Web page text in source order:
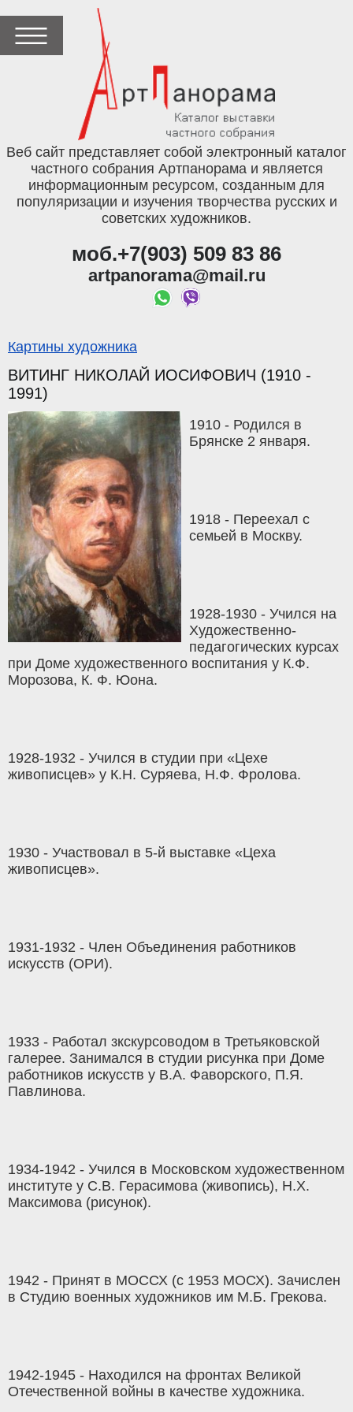
Веб сайт представляет собой электронный каталог
частного собрания Артпанорама и является
информационным ресурсом, созданным для
популяризации и изучения творчества русских и
советских художников.
моб.+7(903) 509 83 86
artpanorama@mail.ru
Картины художника
ВИТИНГ НИКОЛАЙ ИОСИФОВИЧ (1910 -
1991)
1910 - Родился в
Брянске 2 января.
1918 - Переехал с
семьей в Москву.
1928-1930 - Учился на
Художественно-
педагогических курсах
при Доме художественного воспитания у К.Ф.
Морозова, К. Ф. Юона.
1928-1932 - Учился в студии при «Цехе
живописцев» у К.Н. Суряева, Н.Ф. Фролова.
1930 - Участвовал в 5-й выставке «Цеха
живописцев».
1931-1932 - Член Объединения работников
искусств (ОРИ).
1933 - Работал зкскурсоводом в Третьяковской
галерее. Занимался в студии рисунка при Доме
работников искусств у В.А. Фаворского, П.Я.
Павлинова.
1934-1942 - Учился в Московском художественном
институте у С.В. Герасимова (живопись), Н.Х.
Максимова (рисунок).
1942 - Принят в МОССХ (с 1953 МОСХ). Зачислен
в Студию военных художников им М.Б. Грекова.
1942-1945 - Находился на фронтах Великой
Отечественной войны в качестве художника.